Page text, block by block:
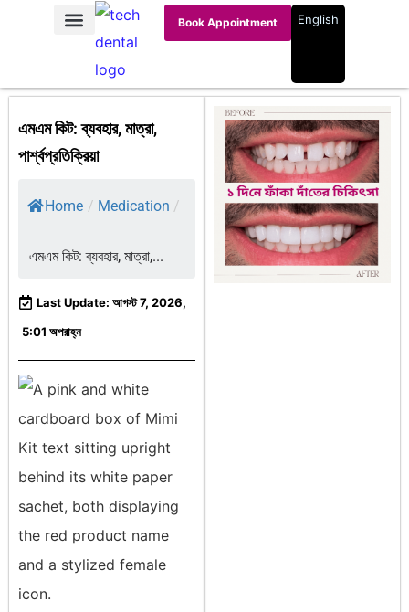
Book Appointment English
এমএম কিট: ব্যবহার, মাত্রা,
পার্শ্বপ্রতিক্রিয়া
Home / Medication /
এমএম কিট: ব্যবহার, মাত্রা,...
Last Update: আগস্ট 7, 2026,
5:01 অপরাহ্ন